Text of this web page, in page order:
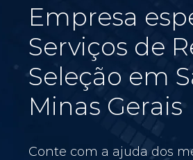
Empresa
Serviços de
Seleção em
Minas Gerais
Conte com a ajuda dos